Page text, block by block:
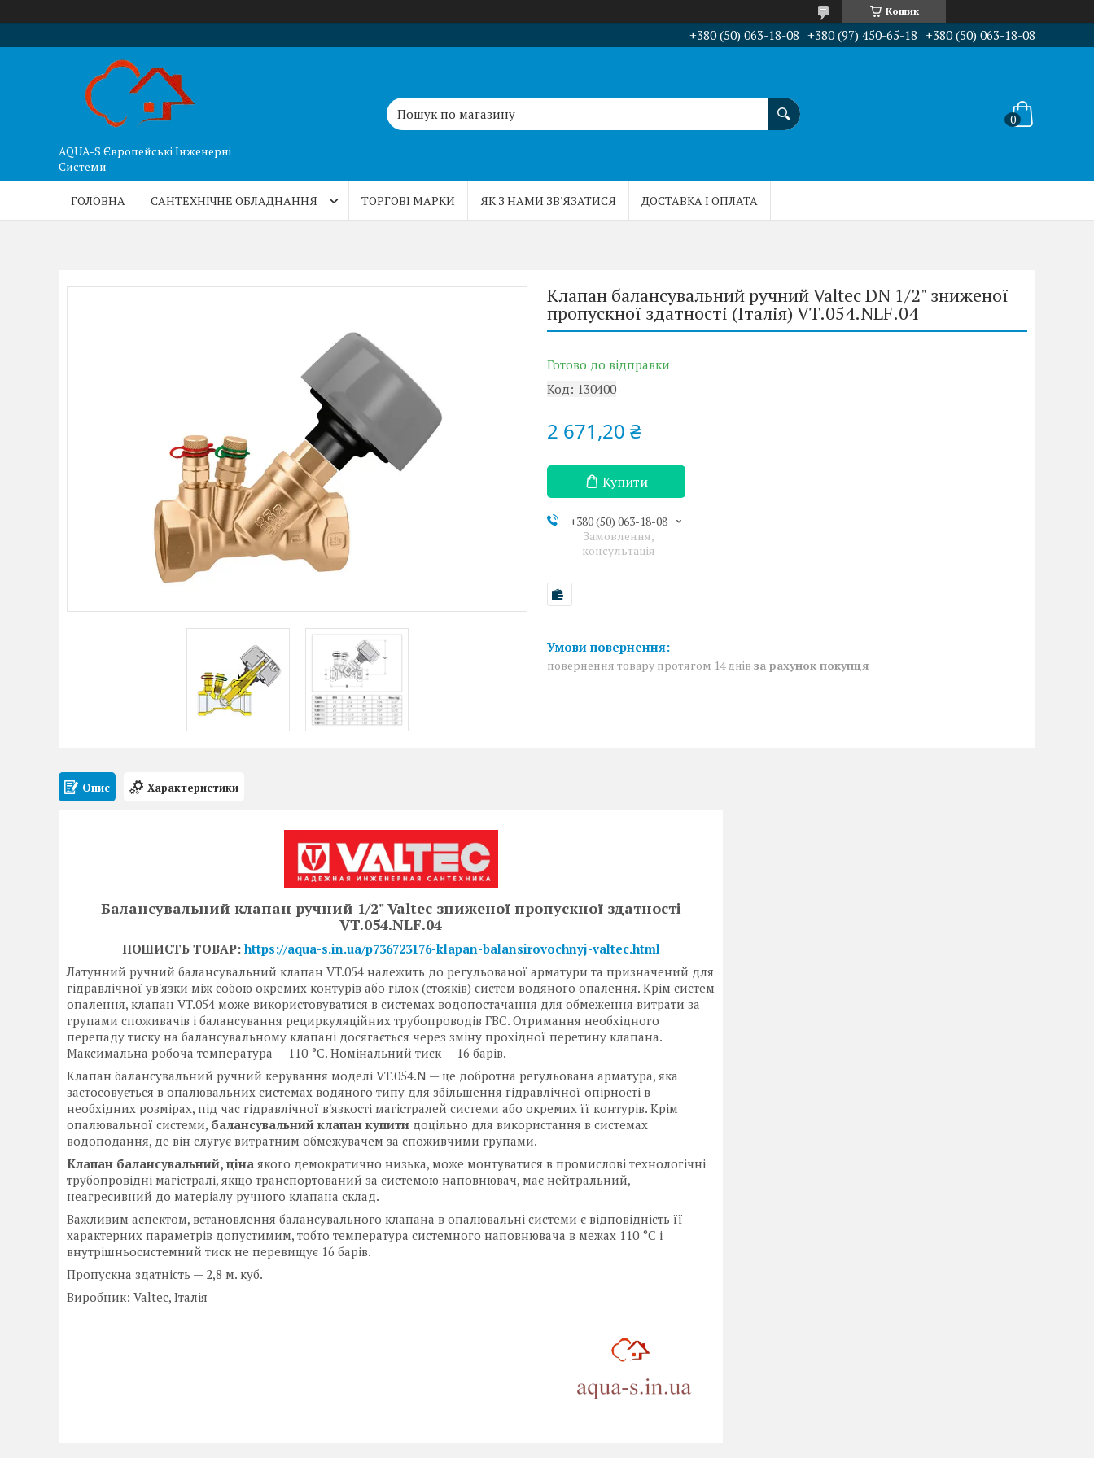
Кошик
+380 (50) 063-18-08 +380 (97) 450-65-18 +380 (50) 063-18-08
AQUA-S Європейські Інженерні
Системи
ГОЛОВНА САНТЕХНІЧНЕ ОБЛАДНАННЯ ТОРГОВІ МАРКИ ЯК З НАМИ ЗВ'ЯЗАТИСЯ ДОСТАВКА І ОПЛАТА
Клапан балансувальний ручний Valtec DN 1/2" зниженої
пропускної здатності (Італія) VT.054.NLF.04
Готово до відправки
Код: 130400
2 671,20 ₴
Купити
+380 (50) 063-18-08
Замовлення,
консультація
повернення товару протягом 14 днів за рахунок покупця
Опис Характеристики
Балансувальний клапан ручний 1/2" Valtec зниженої пропускної здатності
VT.054.NLF.04
ПОШИСТЬ ТОВАР: https://aqua-s.in.ua/p736723176-klapan-balansirovochnyj-valtec.html
Латунний ручний балансувальний клапан VT.054 належить до регульованої арматури та призначений для
гідравлічної ув'язки між собою окремих контурів або гілок (стояків) систем водяного опалення. Крім систем
опалення, клапан VT.054 може використовуватися в системах водопостачання для обмеження витрати за
групами споживачів і балансування рециркуляційних трубопроводів ГВС. Отримання необхідного
перепаду тиску на балансувальному клапані досягається через зміну прохідної перетину клапана.
Максимальна робоча температура — 110 °C. Номінальний тиск — 16 барів.
Клапан балансувальний ручний керування моделі VT.054.N — це добротна регульована арматура, яка
застосовується в опалювальних системах водяного типу для збільшення гідравлічної опірності в
необхідних розмірах, під час гідравлічної в'язкості магістралей системи або окремих її контурів. Крім
опалювальної системи, балансувальний клапан купити доцільно для використання в системах
водоподання, де він слугує витратним обмежувачем за споживчими групами.
Клапан балансувальний, ціна якого демократично низька, може монтуватися в промислові технологічні
трубопровідні магістралі, якщо транспортований за системою наповнювач, має нейтральний,
неагресивний до матеріалу ручного клапана склад.
Важливим аспектом, встановлення балансувального клапана в опалювальні системи є відповідність її
характерних параметрів допустимим, тобто температура системного наповнювача в межах 110 °C і
внутрішньосистемний тиск не перевищує 16 барів.
Пропускна здатність — 2,8 м. куб.
Виробник: Valtec, Італія